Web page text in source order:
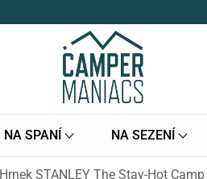
NA SPANÍ NA SEZENÍ
Hrnek STANLEY The Stay-Hot